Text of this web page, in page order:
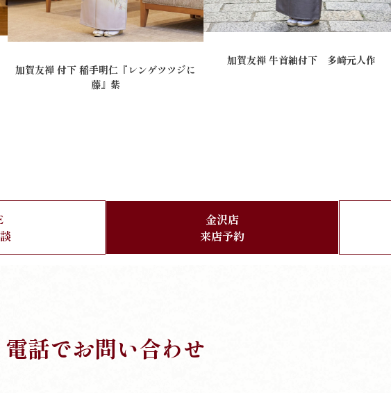
加賀友禅 付下 稲手明仁『レンゲツツジに
藤』紫
加賀友禅 牛首紬付下 多崎元人作
金沢店
来店予約
電話でお問い合わせ